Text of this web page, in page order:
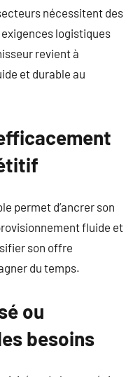
nécessitent des
logistiques
revient à
et durable au
permet d’ancrer son
fluide et
son offre
du temps.
ou
besoins